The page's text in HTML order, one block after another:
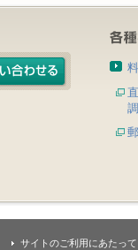
サイトのご利用にあたって